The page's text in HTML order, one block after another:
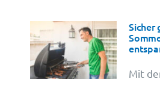
Sicher
Mit